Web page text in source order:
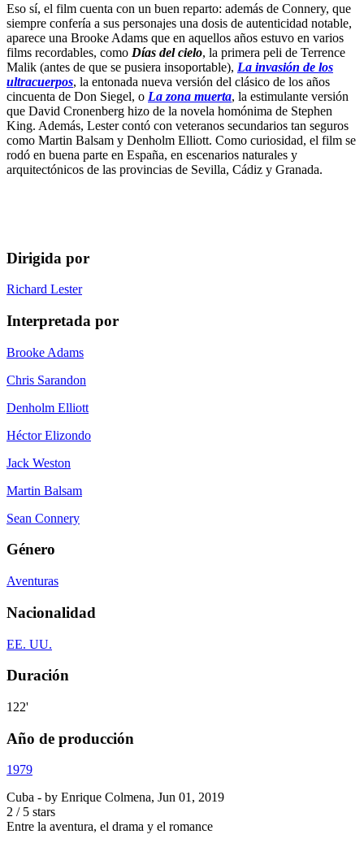
Eso sí, el film cuenta con un buen reparto: además de Connery, que
siempre confería a sus personajes una dosis de autenticidad notable,
aparece una Brooke Adams que en aquellos años estuvo en varios
films recordables, como Días del cielo, la primera peli de Terrence
Malik (antes de que se pusiera insoportable), La invasión de los
ultracuerpos, la entonada nueva versión del clásico de los años
cincuenta de Don Siegel, o La zona muerta, la estimulante versión
que David Cronenberg hizo de la novela homónima de Stephen
King. Además, Lester contó con veteranos secundarios tan seguros
como Martin Balsam y Denholm Elliott. Como curiosidad, el film se
rodó en buena parte en España, en escenarios naturales y
arquitectónicos de las provincias de Sevilla, Cádiz y Granada.
Dirigida por
Richard Lester
Interpretada por
Brooke Adams
Chris Sarandon
Denholm Elliott
Héctor Elizondo
Jack Weston
Martin Balsam
Sean Connery
Género
Aventuras
Nacionalidad
EE. UU.
Duración
122'
Año de producción
1979
Cuba - by Enrique Colmena, Jun 01, 2019
2 / 5 stars
Entre la aventura, el drama y el romance